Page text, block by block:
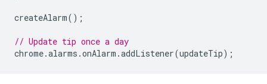
createAlarm();
// Update tip once a day
chrome.alarms .onAlarm .addListener(updateTip);